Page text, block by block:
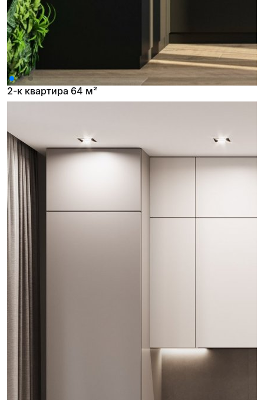
2-к квартира 64 м²